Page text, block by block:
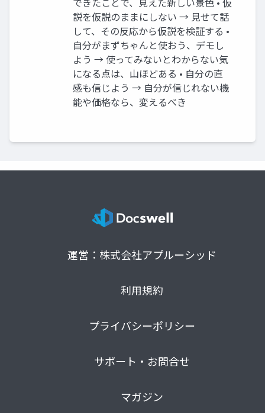
説を仮説のままにしない → 見せて話
して、その反応から仮説を検証する •
自分がまずちゃんと使おう、デモし
よう → 使ってみないとわからない気
になる点は、山ほどある • 自分の直
感も信じよう → 自分が信じれない機
能や価格なら、変えるべき
運営：株式会社アプルーシッド
利用規約
プライバシーポリシー
サポート・お問合せ
マガジン